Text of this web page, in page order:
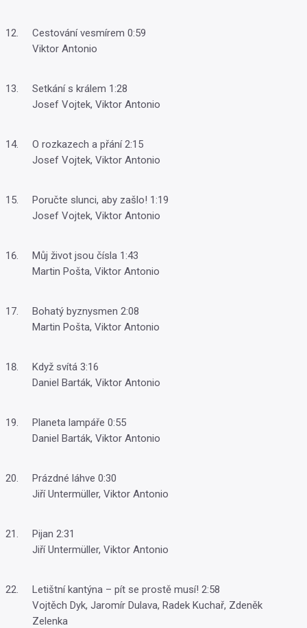
Cestování vesmírem 0:59
Viktor Antonio
Setkání s králem 1:28
Josef Vojtek, Viktor Antonio
O rozkazech a přání 2:15
Josef Vojtek, Viktor Antonio
Poručte slunci, aby zašlo! 1:19
Josef Vojtek, Viktor Antonio
Můj život jsou čísla 1:43
Martin Pošta, Viktor Antonio
Bohatý byznysmen 2:08
Martin Pošta, Viktor Antonio
Když svítá 3:16
Daniel Barták, Viktor Antonio
Planeta lampáře 0:55
Daniel Barták, Viktor Antonio
Prázdné láhve 0:30
Jiří Untermüller, Viktor Antonio
Pijan 2:31
Jiří Untermüller, Viktor Antonio
Letištní kantýna – pít se prostě musí! 2:58
Vojtěch Dyk, Jaromír Dulava, Radek Kuchař, Zdeněk
Zelenka